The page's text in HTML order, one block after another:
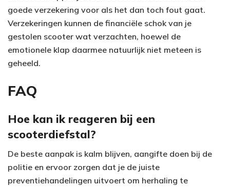
goede verzekering voor als het dan toch fout gaat.
Verzekeringen kunnen de financiële schok van je
gestolen scooter wat verzachten, hoewel de
emotionele klap daarmee natuurlijk niet meteen is
geheeld.
FAQ
Hoe kan ik reageren bij een
scooterdiefstal?
De beste aanpak is kalm blijven, aangifte doen bij de
politie en ervoor zorgen dat je de juiste
preventiehandelingen uitvoert om herhaling te